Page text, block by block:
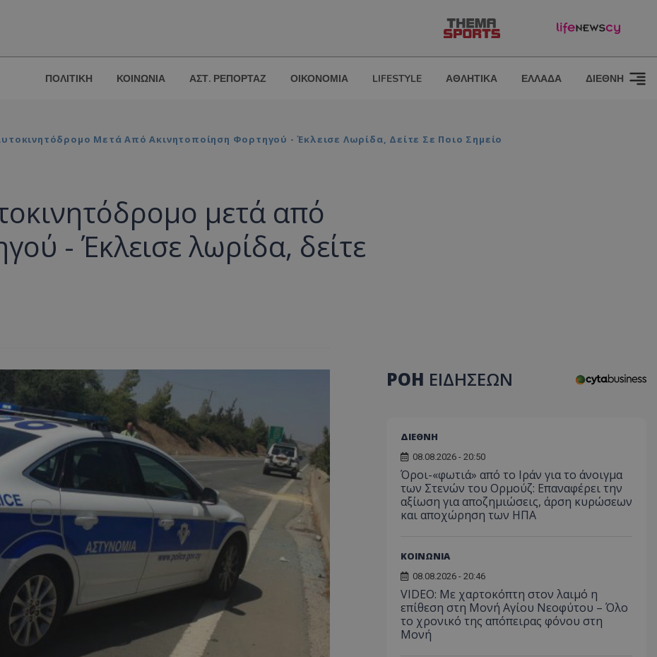
ΠΟΛΙΤΙΚΗ ΚΟΙΝΩΝΙΑ ΑΣΤ. ΡΕΠΟΡΤΑΖ ΟΙΚΟΝΟΜΙΑ LIFESTYLE ΑΘΛΗΤΙΚΑ ΕΛΛΑΔΑ ΔΙΕΘΝΗ
Μετά Από Ακινητοποίηση Φορτηγού - Έκλεισε Λωρίδα, Δείτε Σε Ποιο Σημείο
μετά από
- Έκλεισε λωρίδα, δείτε
ΡΟΗ ΕΙΔΗΣΕΩΝ
ΔΙΕΘΝΗ
08.08.2026 - 20:50
Όροι-«φωτιά» από το Ιράν για το άνοιγμα
των Στενών του Ορμούζ: Επαναφέρει την
αξίωση για αποζημιώσεις, άρση κυρώσεων
και αποχώρηση των ΗΠΑ
ΚΟΙΝΩΝΙΑ
08.08.2026 - 20:46
VIDEO: Με χαρτοκόπτη στον λαιμό η
επίθεση στη Μονή Αγίου Νεοφύτου – Όλο
το χρονικό της απόπειρας φόνου στη
Μονή